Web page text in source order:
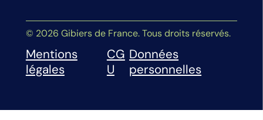
© 2026 Gibiers de France. Tous droits réservés.
Mentions
légales
CG
U
Données
personnelles